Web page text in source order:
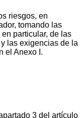
riesgos, en
tomando las
particular, de las
las exigencias de la
el Anexo I.
3 del artículo